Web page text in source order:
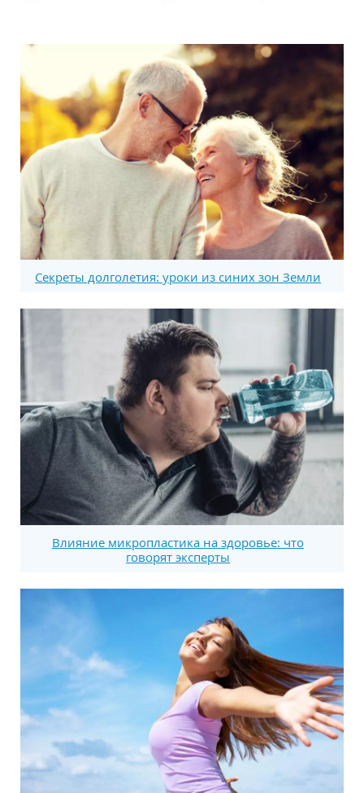
Секреты долголетия: уроки из синих зон Земли
Влияние микропластика на здоровье: что
говорят эксперты